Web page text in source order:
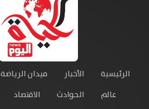
الرئيسية الأخبار ميدان الرياضة
عالم
الحوادث الاقتصاد